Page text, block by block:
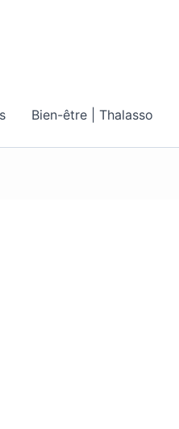
Bien-être | Thalasso